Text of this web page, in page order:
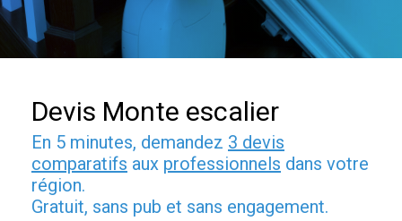
Devis Monte escalier
En 5 minutes, demandez 3 devis
comparatifs aux professionnels dans votre
région.
Gratuit, sans pub et sans engagement.